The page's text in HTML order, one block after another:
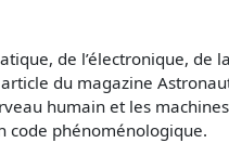
de l’électronique, de
du magazine
humain et les
code phénoménologique.